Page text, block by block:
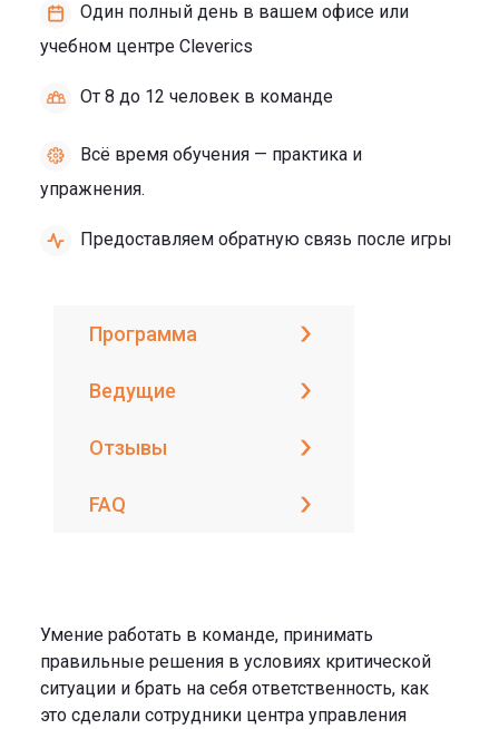
Один полный день в вашем офисе или
учебном центре Cleverics
От 8 до 12 человек в команде
Всё время обучения — практика и
упражнения.
Предоставляем обратную связь после игры
Программа
Ведущие
Отзывы
FAQ
Умение работать в команде, принимать
правильные решения в условиях критической
ситуации и брать на себя ответственность, как
это сделали сотрудники центра управления